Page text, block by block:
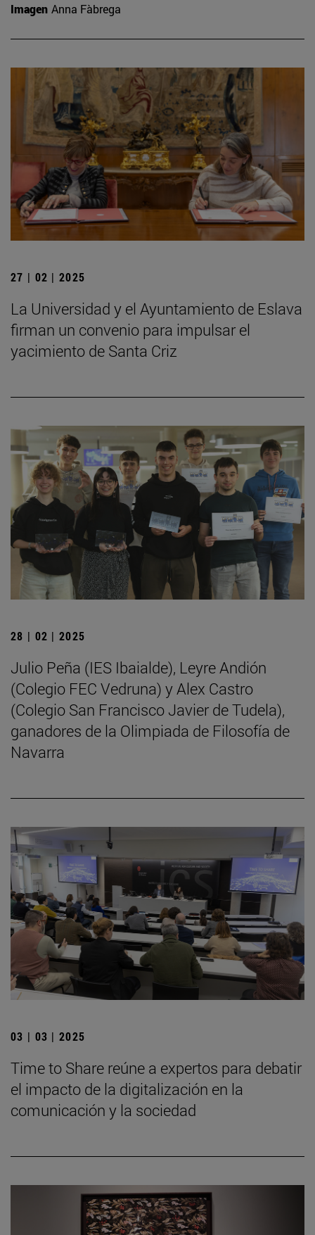
Imagen Anna Fàbrega
27 | 02 | 2025
La Universidad y el Ayuntamiento de Eslava
firman un convenio para impulsar el
yacimiento de Santa Criz
28 | 02 | 2025
Julio Peña (IES Ibaialde), Leyre Andión
(Colegio FEC Vedruna) y Alex Castro
(Colegio San Francisco Javier de Tudela),
ganadores de la Olimpiada de Filosofía de
Navarra
03 | 03 | 2025
Time to Share reúne a expertos para debatir
el impacto de la digitalización en la
comunicación y la sociedad